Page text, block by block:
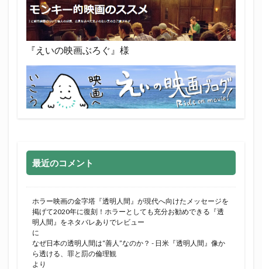
『えいの映画ぶろぐ』様
最近のコメント
ホラー映画の金字塔『透明人間』が現代へ向けたメッセージを
掲げて2020年に復刻！ホラーとしても充分お勧めできる『透
明人間』をネタバレありでレビュー
に
なぜ日本の透明人間は“善人”なのか？ - 日米『透明人間』像か
ら透ける、罪と罰の倫理観
より